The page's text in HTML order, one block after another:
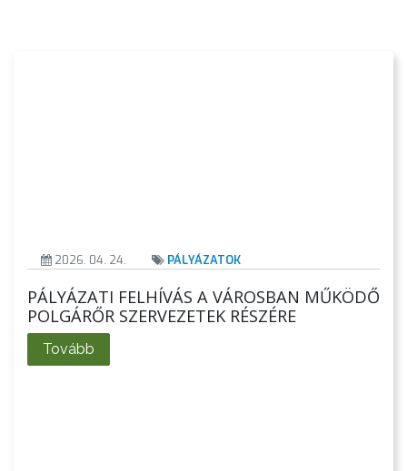
2026. 04. 24. PÁLYÁZATOK
PÁLYÁZATI FELHÍVÁS A VÁROSBAN MŰKÖDŐ
POLGÁRŐR SZERVEZETEK RÉSZÉRE
Tovább